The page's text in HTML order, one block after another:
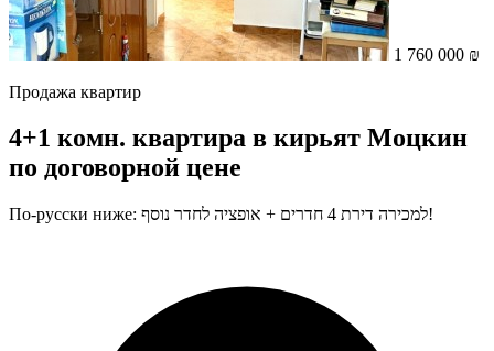
1 760 000 ₪
Продажа квартир
4+1 комн. квартира в кирьят Моцкин
по договорной цене
По-русски ниже: למכירה דירת 4 חדרים + אופציה לחדר נוסף!